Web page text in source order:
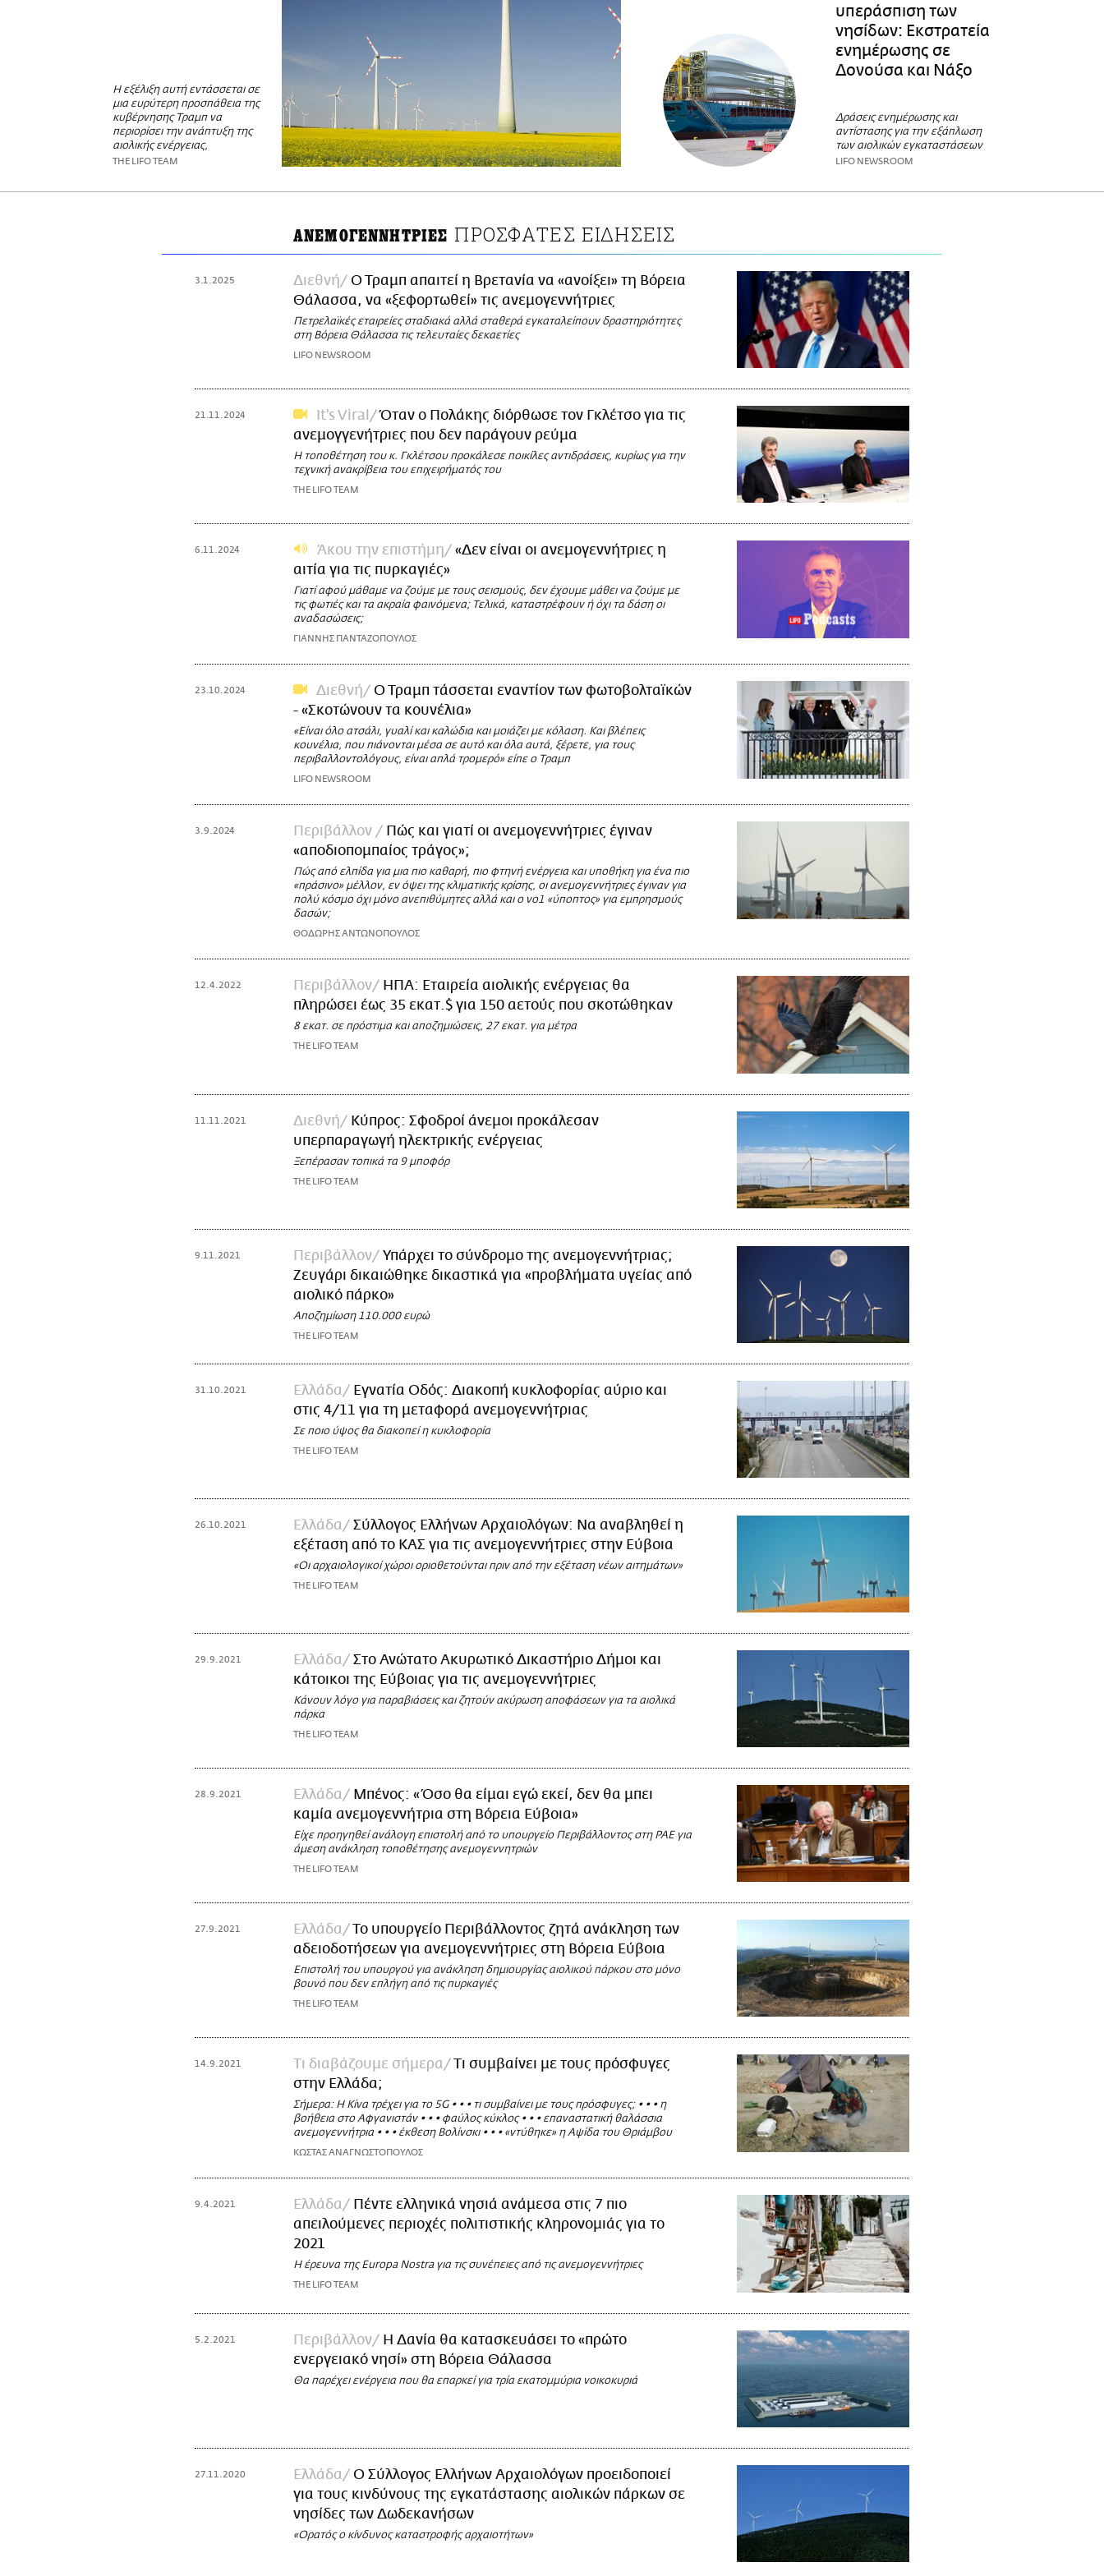
Η εξέλιξη αυτή εντάσσεται σε
μια ευρύτερη προσπάθεια της
κυβέρνησης Τραμπ να
περιορίσει την ανάπτυξη της
αιολικής ενέργειας,
THE LIFO TEAM
υπεράσπιση των
νησίδων: Εκστρατεία
ενημέρωσης σε
Δονούσα και Νάξο
Δράσεις ενημέρωσης και
αντίστασης για την εξάπλωση
των αιολικών εγκαταστάσεων
LIFO NEWSROOM
ΑΝΕΜΟΓΕΝΝΗΤΡΙΕΣ ΠΡΟΣΦΑΤΕΣ ΕΙΔΗΣΕΙΣ
3.1.2025 Διεθνή
Ο Τραμπ απαιτεί η Βρετανία να «ανοίξει» τη Βόρεια
Θάλασσα, να «ξεφορτωθεί» τις ανεμογεννήτριες
Πετρελαϊκές εταιρείες σταδιακά αλλά σταθερά εγκαταλείπουν δραστηριότητες
στη Βόρεια Θάλασσα τις τελευταίες δεκαετίες
LIFO NEWSROOM
21.11.2024 It's Viral
Όταν ο Πολάκης διόρθωσε τον Γκλέτσο για τις
ανεμογγενήτριες που δεν παράγουν ρεύμα
Η τοποθέτηση του κ. Γκλέτσου προκάλεσε ποικίλες αντιδράσεις, κυρίως για την
τεχνική ανακρίβεια του επιχειρήματός του
THE LIFO TEAM
6.11.2024 Άκου την επιστήμη
«Δεν είναι οι ανεμογεννήτριες η
αιτία για τις πυρκαγιές»
Γιατί αφού μάθαμε να ζούμε με τους σεισμούς, δεν έχουμε μάθει να ζούμε με
τις φωτιές και τα ακραία φαινόμενα; Τελικά, καταστρέφουν ή όχι τα δάση οι
αναδασώσεις;
ΓΙΑΝΝΗΣ ΠΑΝΤΑΖΟΠΟΥΛΟΣ
23.10.2024 Διεθνή
Ο Τραμπ τάσσεται εναντίον των φωτοβολταϊκών
- «Σκοτώνουν τα κουνέλια»
«Είναι όλο ατσάλι, γυαλί και καλώδια και μοιάζει με κόλαση. Και βλέπεις
κουνέλια, που πιάνονται μέσα σε αυτό και όλα αυτά, ξέρετε, για τους
περιβαλλοντολόγους, είναι απλά τρομερό» είπε ο Τραμπ
LIFO NEWSROOM
3.9.2024 Περιβάλλον
Πώς και γιατί οι ανεμογεννήτριες έγιναν
«αποδιοπομπαίος τράγος»;
Πώς από ελπίδα για μια πιο καθαρή, πιο φτηνή ενέργεια και υποθήκη για ένα πιο
«πράσινο» μέλλον, εν όψει της κλιματικής κρίσης, οι ανεμογεννήτριες έγιναν για
πολύ κόσμο όχι μόνο ανεπιθύμητες αλλά και ο νο1 «ύποπτος» για εμπρησμούς
δασών;
ΘΟΔΩΡΗΣ ΑΝΤΩΝΟΠΟΥΛΟΣ
12.4.2022 Περιβάλλον
ΗΠΑ: Εταιρεία αιολικής ενέργειας θα
πληρώσει έως 35 εκατ.$ για 150 αετούς που σκοτώθηκαν
8 εκατ. σε πρόστιμα και αποζημιώσεις, 27 εκατ. για μέτρα
THE LIFO TEAM
11.11.2021 Διεθνή
Κύπρος: Σφοδροί άνεμοι προκάλεσαν
υπερπαραγωγή ηλεκτρικής ενέργειας
Ξεπέρασαν τοπικά τα 9 μποφόρ
THE LIFO TEAM
9.11.2021 Περιβάλλον
Υπάρχει το σύνδρομο της ανεμογεννήτριας;
Ζευγάρι δικαιώθηκε δικαστικά για «προβλήματα υγείας από
αιολικό πάρκο»
Αποζημίωση 110.000 ευρώ
THE LIFO TEAM
31.10.2021 Ελλάδα
Εγνατία Οδός: Διακοπή κυκλοφορίας αύριο και
στις 4/11 για τη μεταφορά ανεμογεννήτριας
Σε ποιο ύψος θα διακοπεί η κυκλοφορία
THE LIFO TEAM
26.10.2021 Ελλάδα
Σύλλογος Ελλήνων Αρχαιολόγων: Να αναβληθεί η
εξέταση από το ΚΑΣ για τις ανεμογεννήτριες στην Εύβοια
«Οι αρχαιολογικοί χώροι οριοθετούνται πριν από την εξέταση νέων αιτημάτων»
THE LIFO TEAM
29.9.2021 Ελλάδα
Στο Ανώτατο Ακυρωτικό Δικαστήριο Δήμοι και
κάτοικοι της Εύβοιας για τις ανεμογεννήτριες
Κάνουν λόγο για παραβιάσεις και ζητούν ακύρωση αποφάσεων για τα αιολικά
πάρκα
THE LIFO TEAM
28.9.2021 Ελλάδα
Μπένος: «Όσο θα είμαι εγώ εκεί, δεν θα μπει
καμία ανεμογεννήτρια στη Βόρεια Εύβοια»
Είχε προηγηθεί ανάλογη επιστολή από το υπουργείο Περιβάλλοντος στη ΡΑΕ για
άμεση ανάκληση τοποθέτησης ανεμογεννητριών
THE LIFO TEAM
27.9.2021 Ελλάδα
Το υπουργείο Περιβάλλοντος ζητά ανάκληση των
αδειοδοτήσεων για ανεμογεννήτριες στη Βόρεια Εύβοια
Επιστολή του υπουργού για ανάκληση δημιουργίας αιολικού πάρκου στο μόνο
βουνό που δεν επλήγη από τις πυρκαγιές
THE LIFO TEAM
14.9.2021 Τι διαβάζουμε σήμερα
Τι συμβαίνει με τους πρόσφυγες
στην Ελλάδα;
Σήμερα: Η Κίνα τρέχει για το 5G • • • τι συμβαίνει με τους πρόσφυγες; • • • η
βοήθεια στο Αφγανιστάν • • • φαύλος κύκλος • • • επαναστατική θαλάσσια
ανεμογεννήτρια • • • έκθεση Βολίνσκι • • • «ντύθηκε» η Αψίδα του Θριάμβου
ΚΩΣΤΑΣ ΑΝΑΓΝΩΣΤΟΠΟΥΛΟΣ
9.4.2021 Ελλάδα
Πέντε ελληνικά νησιά ανάμεσα στις 7 πιο
απειλούμενες περιοχές πολιτιστικής κληρονομιάς για το
2021
Η έρευνα της Europa Nostra για τις συνέπειες από τις ανεμογεννήτριες
THE LIFO TEAM
5.2.2021 Περιβάλλον
Η Δανία θα κατασκευάσει το «πρώτο
ενεργειακό νησί» στη Βόρεια Θάλασσα
Θα παρέχει ενέργεια που θα επαρκεί για τρία εκατομμύρια νοικοκυριά
27.11.2020 Ελλάδα
Ο Σύλλογος Ελλήνων Αρχαιολόγων προειδοποιεί
για τους κινδύνους της εγκατάστασης αιολικών πάρκων σε
νησίδες των Δωδεκανήσων
«Ορατός ο κίνδυνος καταστροφής αρχαιοτήτων»